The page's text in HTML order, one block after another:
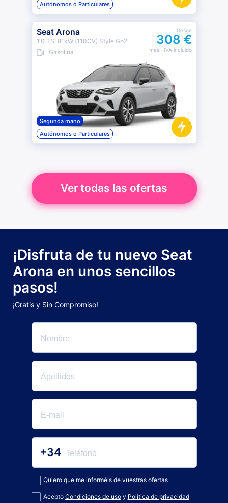
Autónomos o Particulares
Seat Arona
1.0 TSI 81kW (110CV) Style Go2
Gasolina
Desde
308 €
mes· IVA incluido
Segunda mano
Autónomos o Particulares
Ver todas las ofertas
¡Disfruta de tu nuevo Seat
Arona en unos sencillos
pasos!
¡Gratis y Sin Compromiso!
+34
Quiero que me informéis de vuestras ofertas
Acepto Condiciones de usoy Política de privacidad